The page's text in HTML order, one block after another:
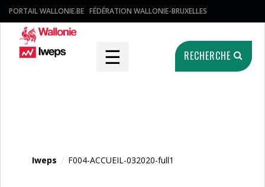
PORTAIL WALLONIE.BE FÉDÉRATION WALLONIE-BRUXELLES
☰ RECHERCHE
Iweps / F004-ACCUEIL-032020-full1